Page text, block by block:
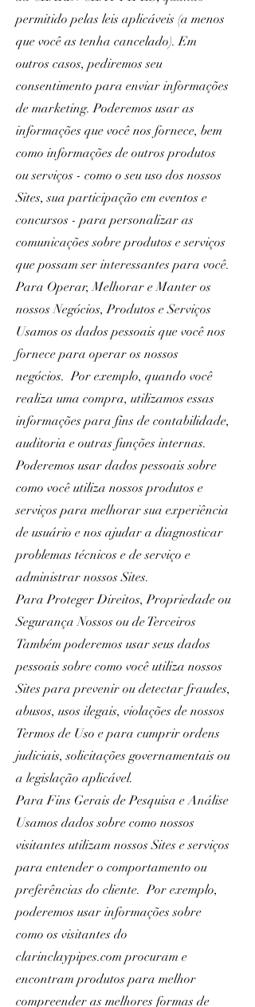
permitido pelas leis aplicáveis (a menos
que você as tenha cancelado). Em
outros casos, pediremos seu
consentimento para enviar informações
de marketing. Poderemos usar as
informações que você nos fornece, bem
como informações de outros produtos
ou serviços - como o seu uso dos nossos
Sites, sua participação em eventos e
concursos - para personalizar as
comunicações sobre produtos e serviços
que possam ser interessantes para você.
Para Operar, Melhorar e Manter os
nossos Negócios, Produtos e Serviços
Usamos os dados pessoais que você nos
fornece para operar os nossos
negócios. Por exemplo, quando você
realiza uma compra, utilizamos essas
informações para fins de contabilidade,
auditoria e outras funções internas.
Poderemos usar dados pessoais sobre
como você utiliza nossos produtos e
serviços para melhorar sua experiência
de usuário e nos ajudar a diagnosticar
problemas técnicos e de serviço e
administrar nossos Sites.
Para Proteger Direitos, Propriedade ou
Segurança Nossos ou de Terceiros
Também poderemos usar seus dados
pessoais sobre como você utiliza nossos
Sites para prevenir ou detectar fraudes,
abusos, usos ilegais, violações de nossos
Termos de Uso e para cumprir ordens
judiciais, solicitações governamentais ou
a legislação aplicável.
Para Fins Gerais de Pesquisa e Análise
Usamos dados sobre como nossos
visitantes utilizam nossos Sites e serviços
para entender o comportamento ou
preferências do cliente. Por exemplo,
poderemos usar informações sobre
como os visitantes do
clarinclaypipes.com procuram e
encontram produtos para melhor
compreender as melhores formas de